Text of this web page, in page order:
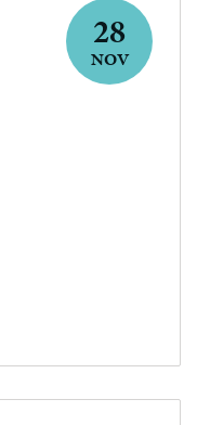
28
NOV